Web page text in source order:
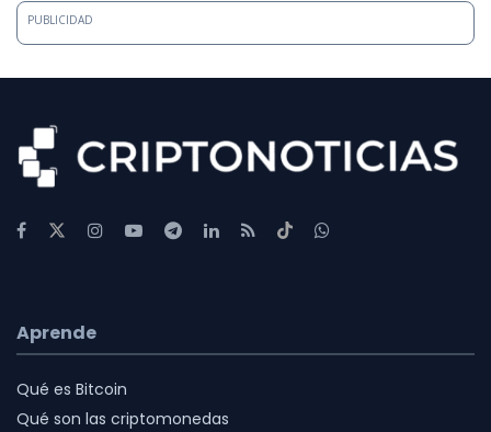
PUBLICIDAD
Aprende
Qué es Bitcoin
Qué son las criptomonedas